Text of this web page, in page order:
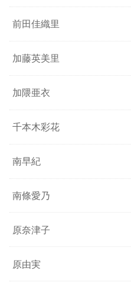
前田佳織里
加藤英美里
加隈亜衣
千本木彩花
南早紀
南條愛乃
原奈津子
原由実